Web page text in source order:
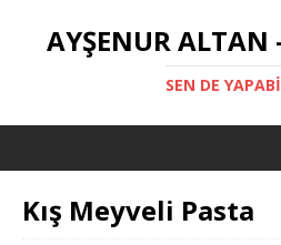
AYŞENUR ALTAN
SEN DE
Kış Meyveli Pasta